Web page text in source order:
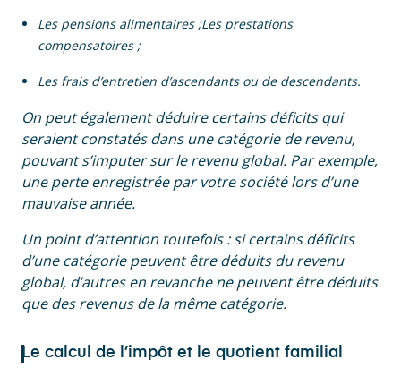
Les pensions alimentaires ;Les prestations
compensatoires ;
Les frais d’entretien d’ascendants ou de descendants.
On peut également déduire certains déficits qui
seraient constatés dans une catégorie de revenu,
pouvant s’imputer sur le revenu global. Par exemple,
une perte enregistrée par votre société lors d’une
mauvaise année.
Un point d’attention toutefois : si certains déficits
d’une catégorie peuvent être déduits du revenu
global, d’autres en revanche ne peuvent être déduits
que des revenus de la même catégorie.
Le calcul de l’impôt et le quotient familial